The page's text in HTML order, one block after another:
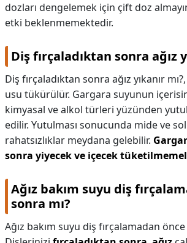
dozları dengelemek için çift doz
etki beklenmemektedir.
Diş fırçaladıktan sonra ağız
Diş fırçaladıktan sonra ağız yıkanır mı?,
usu tükürülür. Gargara suyunun
kimyasal ve alkol türleri yüzünden
edilir. Yutulması sonucunda mide ve
rahatsızlıklar meydana gelebilir.
sonra yiyecek ve içecek
Ağız bakım suyu diş
sonra mı?
Ağız bakım suyu diş fırçalamadan